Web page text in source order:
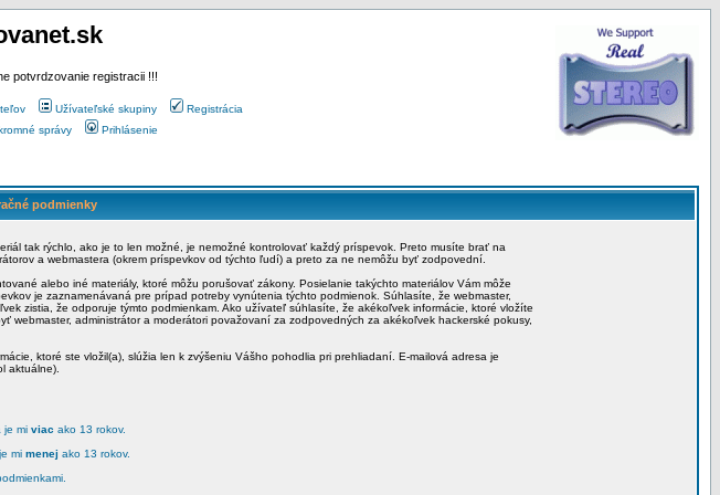
potvrdzovanie registracii !!!
Užívateľské skupiny
Registrácia
správy Prihlásenie
podmienky
tak rýchlo, ako je to len možné, je nemožné kontrolovať každý príspevok. Preto musíte brať na
a webmastera (okrem príspevkov od týchto ľudí) a preto za ne nemôžu byť zodpovední.
alebo iné materiály, ktoré môžu porušovať zákony. Posielanie takýchto materiálov Vám môže
je zaznamenávaná pre prípad potreby vynútenia týchto podmienok. Súhlasíte, že webmaster,
zistia, že odporuje týmto podmienkam. Ako užívateľ súhlasíte, že akékoľvek informácie, ktoré vložíte
administrátor a moderátori považovaní za zodpovedných za akékoľvek hackerské pokusy,
ktoré ste vložil(a), slúžia len k zvýšeniu Vášho pohodlia pri prehliadaní. E-mailová adresa je
aktuálne).
je mi viac ako 13 rokov.
mi menej ako 13 rokov.